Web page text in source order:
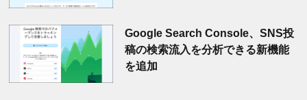
Google Search Console、SNS投
稿の検索流入を分析できる新機能
を追加